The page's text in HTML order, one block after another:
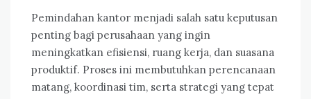
Pemindahan kantor menjadi salah satu keputusan
penting bagi perusahaan yang ingin
meningkatkan efisiensi, ruang kerja, dan suasana
produktif. Proses ini membutuhkan perencanaan
matang, koordinasi tim, serta strategi yang tepat